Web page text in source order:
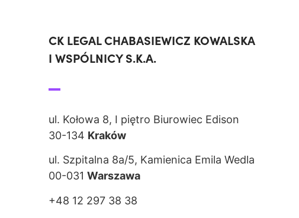
CK LEGAL CHABASIEWICZ KOWALSKA
I WSPÓLNICY S.K.A.
ul. Kołowa 8, I piętro Biurowiec Edison
30-134 Kraków
ul. Szpitalna 8a/5, Kamienica Emila Wedla
00-031 Warszawa
+48 12 297 38 38